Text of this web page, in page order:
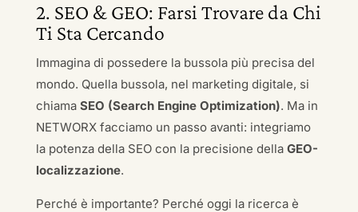
2. SEO & GEO: Farsi Trovare da Chi
Ti Sta Cercando
Immagina di possedere la bussola più precisa del
mondo. Quella bussola, nel marketing digitale, si
chiama SEO (Search Engine Optimization). Ma in
NETWORX facciamo un passo avanti: integriamo
la potenza della SEO con la precisione della GEO-
localizzazione.
Perché è importante? Perché oggi la ricerca è